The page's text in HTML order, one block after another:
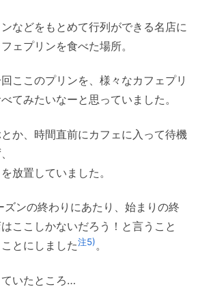
などをもとめて行列ができる名店に
ェプリンを食べた場所。
ここのプリンを、様々なカフェプリ
てみたいなーと思っていました。
か、時間直前にカフェに入って待機
放置していました。
ズンの終わりにあたり、始まりの終
ここしかないだろう！と言うこと
とにしました注5)。
いたところ…